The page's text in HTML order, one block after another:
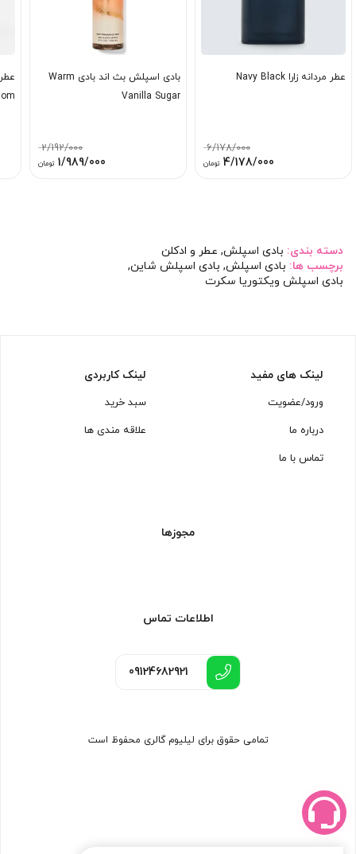
عطر مردانه زارا Navy Black
6/178/000
قیمت
4/178/000 تومانقیمت
بادی اسپلش بث اند بادی Warm
Vanilla Sugar
2/192/000
قیمت
1/989/000 تومانقیمت
دسته بندی: بادی اسپلش, عطر و ادکلن
برچسب ها: بادی اسپلش, بادی اسپلش شاین,
بادی اسپلش ویکتوریا سکرت
لینک های مفید
ورود/عضویت
درباره ما
تماس با ما
لینک کاربردی
سبد خرید
علاقه مندی ها
مجوزها
اطلاعات تماس
09124682921
تمامی حقوق برای لیلیوم گالری محفوظ است